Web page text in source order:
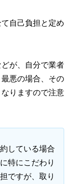
自己負担と定め
が、自分で業者
悪の場合、その
りますので注意
している場合
特にこだわり
ですが、取り